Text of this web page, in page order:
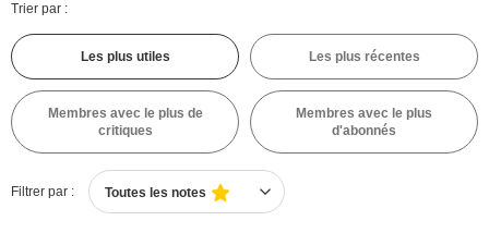
Trier par :
Les plus utiles Les plus récentes
Membres avec le plus de
critiques
Membres avec le plus
d'abonnés
Filtrer par : Toutes les notes